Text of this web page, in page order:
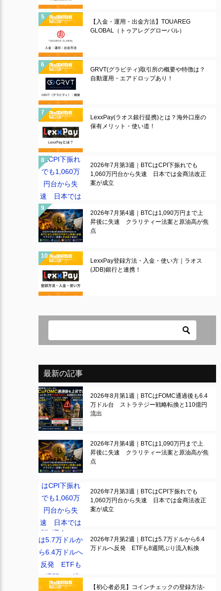
【入金・運用・出金方法】TOUAREG
GLOBAL（トゥアレググローバル）
GRVT(グラビティ)取引所の概要や特徴は？
自動運用・エアドロップあり！
LexxPay(ラオス銀行提携)とは？海外口座の
保有メリット・使い道！
2026年7月第3週｜BTCはCPI下振れでも
1,060万円台から失速 日本では金商法改正
案が成立
2026年7月第4週｜BTCは1,090万円まで上
昇後に失速 クラリティー法案と原油高が焦
点
LexxPay登録方法・入金・使い方｜ラオス
(JDB)銀行と連携！
最新の記事
2026年8月第1週｜BTCはFOMC通過後も6.4
万ドル台 ストラテジー戦略転換と110億円
流出
2026年7月第4週｜BTCは1,090万円まで上
昇後に失速 クラリティー法案と原油高が焦
点
2026年7月第3週｜BTCはCPI下振れでも
1,060万円台から失速 日本では金商法改正
案が成立
2026年7月第2週｜BTCは5.7万ドルから6.4
万ドルへ反発 ETFも8週間ぶり流入転換
【初心者必見】コインチェックの登録方法-